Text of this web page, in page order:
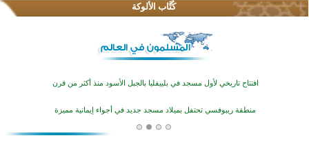
كُتَّاب الألوكة
اختتام منافسات قرآنية متميزة في بنغلاديش بمشاركة 3000 متسابق
أكبر مشروع إسلامي في ريف أستراليا يفتتح أبوابه بعد سنوات من العمل والعطاء